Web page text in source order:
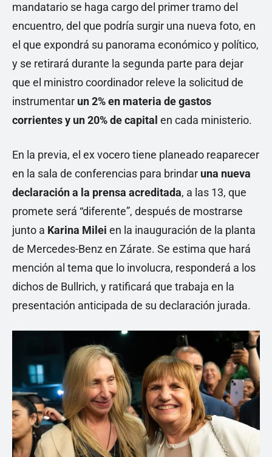
mandatario se haga cargo del primer tramo del
encuentro, del que podría surgir una nueva foto, en
el que expondrá su panorama económico y político,
y se retirará durante la segunda parte para dejar
que el ministro coordinador releve la solicitud de
instrumentar un 2% en materia de gastos
corrientes y un 20% de capital en cada ministerio.
En la previa, el ex vocero tiene planeado reaparecer
en la sala de conferencias para brindar una nueva
declaración a la prensa acreditada, a las 13, que
promete será “diferente”, después de mostrarse
junto a Karina Milei en la inauguración de la planta
de Mercedes-Benz en Zárate. Se estima que hará
mención al tema que lo involucra, responderá a los
dichos de Bullrich, y ratificará que trabaja en la
presentación anticipada de su declaración jurada.